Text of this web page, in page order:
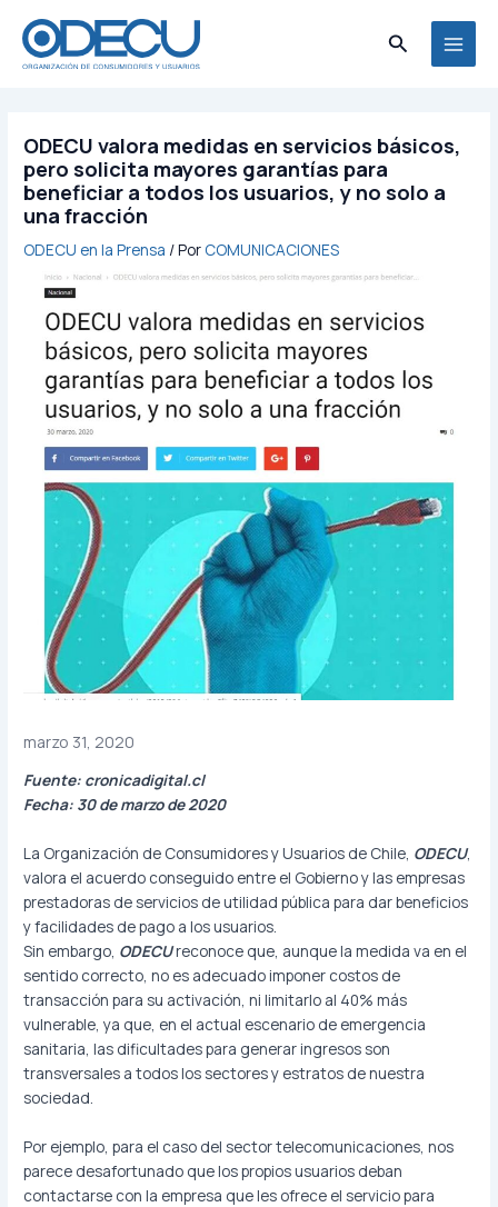
contenido
Buscar
ODECU valora medidas en servicios básicos,
pero solicita mayores garantías para
beneficiar a todos los usuarios, y no solo a
una fracción
ODECU en la Prensa / Por COMUNICACIONES
marzo 31, 2020
Fuente: cronicadigital.cl
Fecha: 30 de marzo de 2020
La Organización de Consumidores y Usuarios de Chile, ODECU,
valora el acuerdo conseguido entre el Gobierno y las empresas
prestadoras de servicios de utilidad pública para dar beneficios
y facilidades de pago a los usuarios.
Sin embargo, ODECUreconoce que, aunque la medida va en el
sentido correcto, no es adecuado imponer costos de
transacción para su activación, ni limitarlo al 40% más
vulnerable, ya que, en el actual escenario de emergencia
sanitaria, las dificultades para generar ingresos son
transversales a todos los sectores y estratos de nuestra
sociedad.
Por ejemplo, para el caso del sector telecomunicaciones, nos
parece desafortunado que los propios usuarios deban
contactarse con la empresa que les ofrece el servicio para